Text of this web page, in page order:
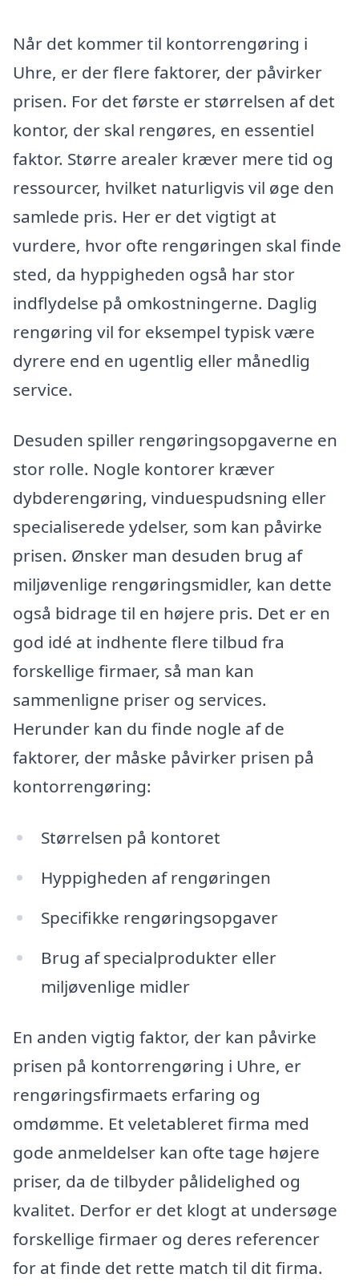
Når det kommer til kontorrengøring i
Uhre, er der flere faktorer, der påvirker
prisen. For det første er størrelsen af det
kontor, der skal rengøres, en essentiel
faktor. Større arealer kræver mere tid og
ressourcer, hvilket naturligvis vil øge den
samlede pris. Her er det vigtigt at
vurdere, hvor ofte rengøringen skal finde
sted, da hyppigheden også har stor
indflydelse på omkostningerne. Daglig
rengøring vil for eksempel typisk være
dyrere end en ugentlig eller månedlig
service.
Desuden spiller rengøringsopgaverne en
stor rolle. Nogle kontorer kræver
dybderengøring, vinduespudsning eller
specialiserede ydelser, som kan påvirke
prisen. Ønsker man desuden brug af
miljøvenlige rengøringsmidler, kan dette
også bidrage til en højere pris. Det er en
god idé at indhente flere tilbud fra
forskellige firmaer, så man kan
sammenligne priser og services.
Herunder kan du finde nogle af de
faktorer, der måske påvirker prisen på
kontorrengøring:
Størrelsen på kontoret
Hyppigheden af rengøringen
Specifikke rengøringsopgaver
Brug af specialprodukter eller
miljøvenlige midler
En anden vigtig faktor, der kan påvirke
prisen på kontorrengøring i Uhre, er
rengøringsfirmaets erfaring og
omdømme. Et veletableret firma med
gode anmeldelser kan ofte tage højere
priser, da de tilbyder pålidelighed og
kvalitet. Derfor er det klogt at undersøge
forskellige firmaer og deres referencer
for at finde det rette match til dit firma.